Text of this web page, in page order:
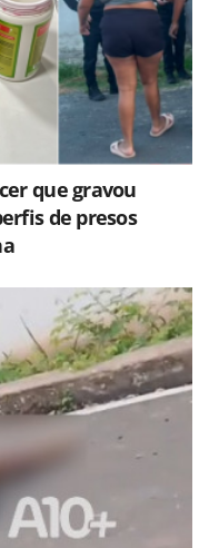
que gravou
de presos